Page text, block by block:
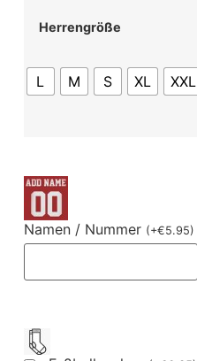
Herrengröße
L M S XL XXL
Namen / Nummer (+€5.95)